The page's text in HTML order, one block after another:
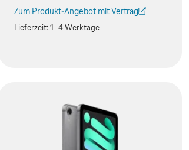
Zum Produkt-Angebot mit Vertrag
(Der Link wird in einem neuen Tab geöffnet)
Lieferzeit:1-4 Werktage